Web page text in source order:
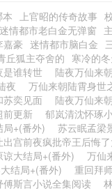
上官昭的传奇故事
迷情都市老白金无弹窗
嘉豪 迷情都市脑白金
丘狐主夺舍的 寒冷的
是谁转世 陆夜万仙来
夜 万仙来朝陆霄身世
苏奕见面 陆夜万仙来
前更新 郁岚清沈怀琢
局+(番外) 苏云眠孟梁
出宫前夜疯批帝王后悔
大结局+(番外) 万仙
结局+(番外) 重回拜
傅斯言小说全集阅读